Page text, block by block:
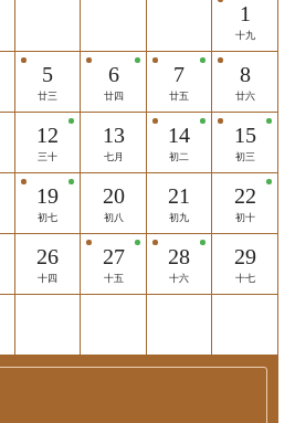
1
十九
5
廿三
6
廿四
7
廿五
8
廿六
12
三十
13
七月
14
初二
15
初三
19
初七
20
初八
21
初九
22
初十
26
十四
27
十五
28
十六
29
十七